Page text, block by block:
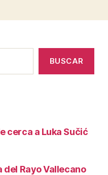
BUSCAR
cerca a Luka Sučić
del Rayo Vallecano